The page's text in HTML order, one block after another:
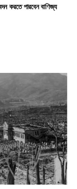
করতে পারবেন বাণিজ্য